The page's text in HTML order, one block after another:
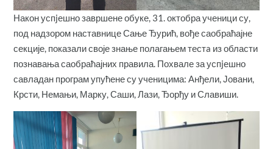
Након успjешно завршене обуке, 31. октобра ученици су,
под надзором наставнице Сање Ђурић, вође саобраћајне
секције, показали своје знање полагањем тестa из области
познавања саобраћајних правила. Похвале за успjешно
савладан програм упућене су ученицима: Анђели, Јовани,
Крсти, Немањи, Марку, Саши, Лази, Ђорђу и Славиши.